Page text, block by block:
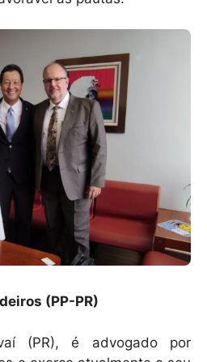
(PP-PR)
(PR), é advogado por